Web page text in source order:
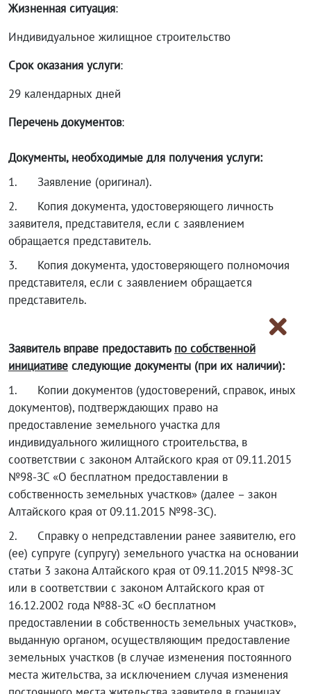
Жизненная ситуация:
Индивидуальное жилищное строительство
Срок оказания услуги:
29 календарных дней
Перечень документов:
Документы, необходимые для получения услуги:
1. Заявление (оригинал).
2. Копия документа, удостоверяющего личность
заявителя, представителя, если с заявлением
обращается представитель.
3. Копия документа, удостоверяющего полномочия
представителя, если с заявлением обращается
представитель.
Заявитель вправе предоставить по собственной
инициативе следующие документы (при их наличии):
1. Копии документов (удостоверений, справок, иных
документов), подтверждающих право на
предоставление земельного участка для
индивидуального жилищного строительства, в
соответствии с законом Алтайского края от 09.11.2015
№98-ЗС «О бесплатном предоставлении в
собственность земельных участков» (далее – закон
Алтайского края от 09.11.2015 №98-ЗС).
2. Справку о непредставлении ранее заявителю, его
(ее) супруге (супругу) земельного участка на основании
статьи 3 закона Алтайского края от 09.11.2015 №98-ЗС
или в соответствии с законом Алтайского края от
16.12.2002 года №88-ЗС «О бесплатном
предоставлении в собственность земельных участков»,
выданную органом, осуществляющим предоставление
земельных участков (в случае изменения постоянного
места жительства, за исключением случая изменения